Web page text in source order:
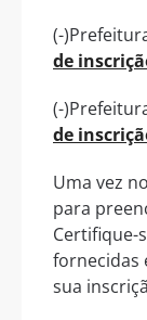
(-
de
(-
de
Uma vez
para
Certifique-
fornecidas
sua